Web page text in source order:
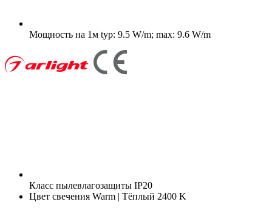
Мощность на 1м typ: 9.5 W/m; max: 9.6 W/m
Класс пылевлагозащиты IP20
Цвет свечения Warm | Тёплый 2400 K